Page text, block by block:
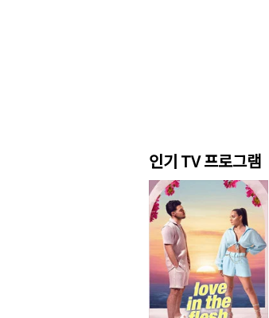
인기 TV 프로그램